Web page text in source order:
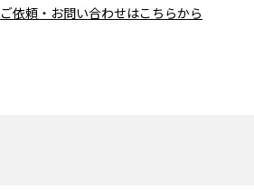
ご依頼・お問い合わせはこちらから